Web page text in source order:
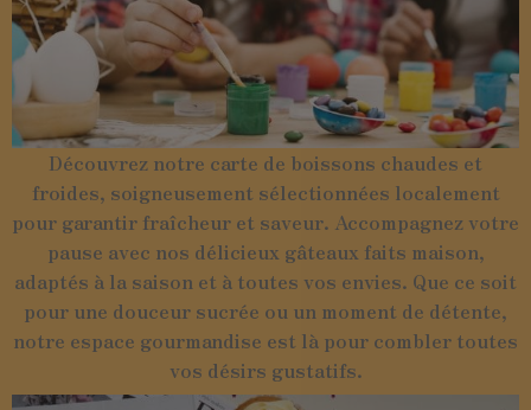
Découvrez notre carte de boissons chaudes et
froides, soigneusement sélectionnées localement
pour garantir fraîcheur et saveur. Accompagnez votre
pause avec nos délicieux gâteaux faits maison,
adaptés à la saison et à toutes vos envies. Que ce soit
pour une douceur sucrée ou un moment de détente,
notre espace gourmandise est là pour combler toutes
vos désirs gustatifs.